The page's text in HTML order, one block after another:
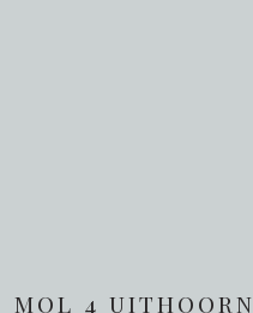
MOL 4 UITHOORN